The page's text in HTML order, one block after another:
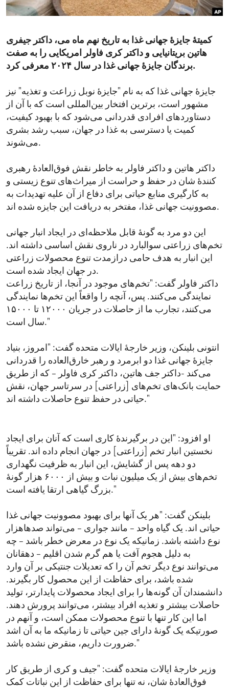
ENVIRONMENT AND HEALTH
کمیتهٔ جایزهٔ جهانی غذا به تاریخ نهم ماه می، داکتر جیفری
هاتین بریتانیایی و داکتر کری فاولر امریکایی را به صفت
برندگان جایزهٔ جهانی غذا در سال ۲۰۲۴ معرفی کرد.
جایزهٔ جهانی غذا که به نام "جایزهٔ نوبل زراعت و تغذیه" نیز
مشهور است، برترین افتخار بین‌المللی است که با آن از
دستاوردهای افرادی قدردانی می‌شود که با بهبود کیفیت،
کمیت یا دسترسی به غذا در جهان، سبب رشد بشری
می‌شوند.
داکتر هاتین و داکتر فاولر به خاطر نقش فوق‌العادهٔ رهبری
کنندهٔ شان در حفظ و حراست از میراث‌های تنوع زیستی و
به کارگیری منابع حیاتی برای دفاع از آن علیه تهدیدات به
مصوونیت جهانی غذا، مفتخر به دریافت این جایزه شده اند.
این دو مرد به گونهٔ قابل ملاحظه‌ای در ایجاد انبار جهانی
تخم‌های زراعتی سوالبارد در ناروی نقش اساسی داشته اند.
این انبار به هدف حامی درازمدت تنوع محصولات زراعتی
در جهان ایجاد شده است.
داکتر فاولر گفت: "تخم‌های موجود در آنجا، از تاریخ زراعت
نمایندگی می‌کنند. پس، آنچه را واقعاً این تخم‌ها نمایندگی
می‌کنند،‌ تجارب ما از حاصلات در جریان ۱۲۰۰۰ تا ۱۵۰۰۰
سال است."
انتونی بلینکن، وزیر خارجهٔ ایالات متحده گفت: "امروز، بنیاد
جایزهٔ جهانی غذا دو ابرمرد و رهبر خارق‌العاده را قدردانی
می‌کند -داکتر جف هاتین، داکتر کری فاولر – که از طریق
حمایت بانک‌های تخم‌های [زراعتی] در سرتاسر جهان، نقش
حیاتی در حفظ تنوع حاصلات داشته اند."
او افزود: "این در برگیرندهٔ کاری است که آنان برای ایجاد
نخستین انبار تخم [زراعتی] در جهان انجام داده اند. تقریباً
دو دهه پس از گشایش، این انبار به ظرفیت نگهداری
تخم‌های بیش از یک میلیون نبات و بیش از ۶۰۰۰ هزار گونهٔ‌
بزرگ گیاهی ارتقا یافته است."
بلینکن گفت: "هر یک آنها برای بهبود مصوونیت جهانی غذا
حیاتی اند. یک گیاه واحد – مانند جواری – می‌تواند صدهاهزار
نوع داشته باشد. زمانیکه یک نوع در معرض خطر باشد – چه
به دلیل هجوم آفت یا هم گرم شدن اقلیم – دهقانان
می‌توانند نوع دیگر تخم آن را که تعدیلات جنتیکی بر آن وارد
شده باشد، برای حفاظت از این محصول کار بگیرند.
دانشمندان آن گونه‌ها را برای ایجاد محصولات پایدارتر، تولید
حاصلات بیشتر و تغذیه افراد بیشتر، می‌توانند پرورش دهند.
اما این کار تنها با تنوع محصولات ممکن است، و آنهم در
صورتیکه یک گونهٔ دارای جین حیاتی تا زمانیکه ما به آن اشد
ضرورت داریم، منقرض نشده باشد."
وزیر خارجهٔ ایالات متحده گفت: "جیف و کری از طریق کار
فوق‌العادهٔ شان، نه تنها برای حفاظت از این نباتات کمک